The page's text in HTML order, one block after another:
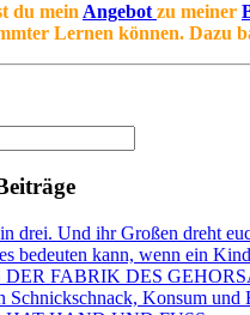
du meinAngebotzu meiner
Lernen können. Dazu
drei. Und ihr Großen dreht
bedeuten kann, wenn ein
DER FABRIK DES
Schnickschnack, Konsum und